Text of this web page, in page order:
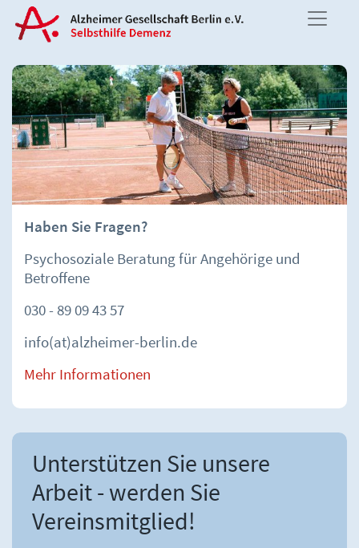
Haben Sie Fragen?
Psychosoziale Beratung für Angehörige und
Betroffene
030 - 89 09 43 57
info(at)alzheimer-berlin.de
Mehr Informationen
Unterstützen Sie unsere
Arbeit - werden Sie
Vereinsmitglied!